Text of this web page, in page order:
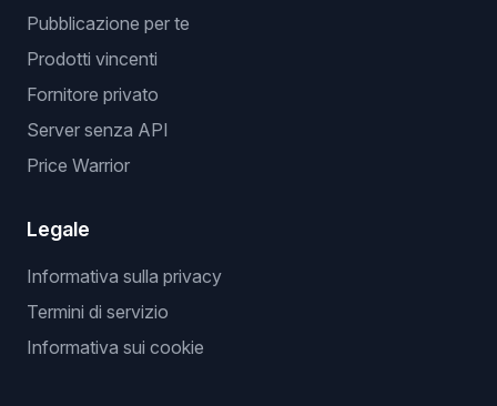
Pubblicazione per te
Prodotti vincenti
Fornitore privato
Server senza API
Price Warrior
Legale
Informativa sulla privacy
Termini di servizio
Informativa sui cookie